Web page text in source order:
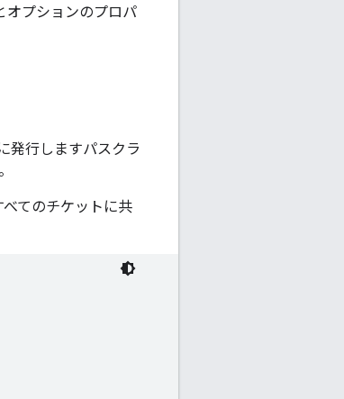
オプションのプロパ
発行しますパスクラ
てのチケットに共